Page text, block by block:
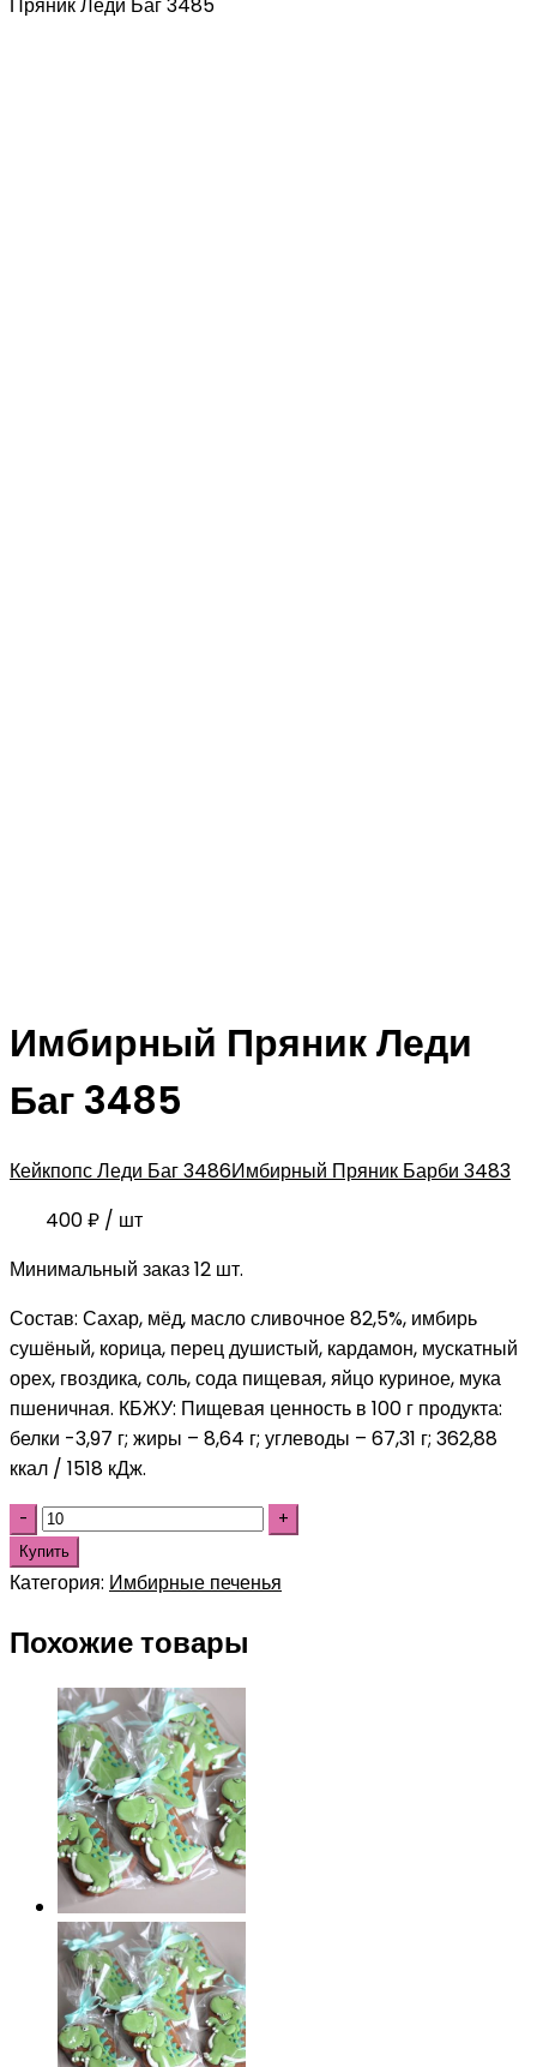
Имбирный Пряник Леди
Баг 3485
Кейкпопс Леди Баг 3486Имбирный Пряник Барби 3483
400₽ / шт
Минимальный заказ 12 шт.
Состав: Сахар, мёд, масло сливочное 82,5%, имбирь
сушёный, корица, перец душистый, кардамон, мускатный
орех, гвоздика, соль, сода пищевая, яйцо куриное, мука
пшеничная. КБЖУ: Пищевая ценность в 100 г продукта:
белки -3,97 г; жиры – 8,64 г; углеводы – 67,31 г; 362,88
ккал / 1518 кДж.
Купить
Категория: Имбирные печенья
Похожие товары